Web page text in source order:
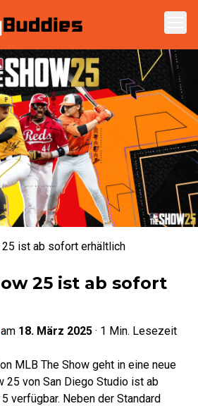
25 ist ab sofort erhältlich
25 ist ab sofort
am 18. März 2025 · 1 Min. Lesezeit
MLB The Show geht in eine neue
25 von San Diego Studio ist ab
verfügbar. Neben der Standard